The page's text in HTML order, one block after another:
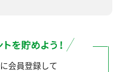
会員登録して